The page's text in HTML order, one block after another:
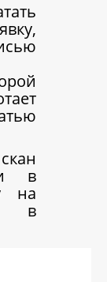
в
на
в